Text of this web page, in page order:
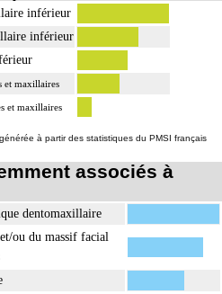
inférieur
inférieur
et maxillaires
et maxillaires
à partir des statistiques du PMSI français
associés à
dentomaxillaire
ou du massif facial